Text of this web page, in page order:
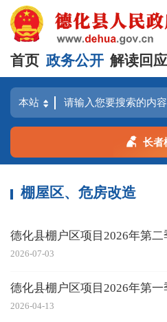
首页 政务公开 解读回应
长者
棚屋区、危房改造
德化县棚户区项目2026年第
2026-07-03
德化县棚户区项目2026年第
2026-04-13